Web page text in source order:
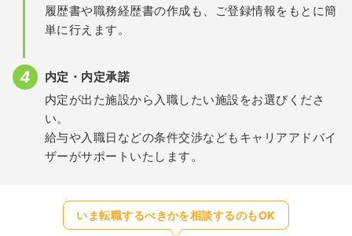
履歴書や職務経歴書の作成も、ご登録情報をもとに簡
単に行えます。
内定・内定承諾
内定が出た施設から入職したい施設をお選びくださ
い。
給与や入職日などの条件交渉などもキャリアアドバイ
ザーがサポートいたします。
いま転職するべきかを相談するのもOK